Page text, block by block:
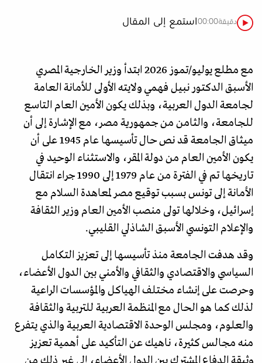
استمع إلى المقال00:00دقيقة
مع مطلع يوليو/تموز 2026 ابتدأ وزير الخارجية المصري
الأسبق الدكتور نبيل فهمي ولايته الأولى للأمانة العامة
لجامعة الدول العربية، وبذلك يكون الأمين العام التاسع
للجامعة، والثامن من جمهورية مصر، مع الإشارة إلى أن
ميثاق الجامعة قد نص حال تأسيسها عام 1945 على أن
يكون الأمين العام من دولة المقر، والاستثناء الوحيد في
تاريخها تم في الفترة من عام 1979 إلى 1990 جراء انتقال
الأمانة إلى تونس بسبب توقيع مصر لمعاهدة السلام مع
إسرائيل، وخلالها تولى منصب الأمين العام وزير الثقافة
والإعلام التونسي الأسبق الشاذلي القليبي.
وقد هدفت الجامعة منذ تأسيسها إلى تعزيز التكامل
السياسي والاقتصادي والثقافي والأمني بين الدول الأعضاء،
وحرصت على إنشاء مختلف الهياكل والمؤسسات الراعية
لذلك كما هو الحال مع المنظمة العربية للتربية والثقافة
والعلوم، ومجلس الوحدة الاقتصادية العربية والذي يتفرع
منه مجالس كثيرة، ناهيك عن التأكيد على أهمية تعزيز